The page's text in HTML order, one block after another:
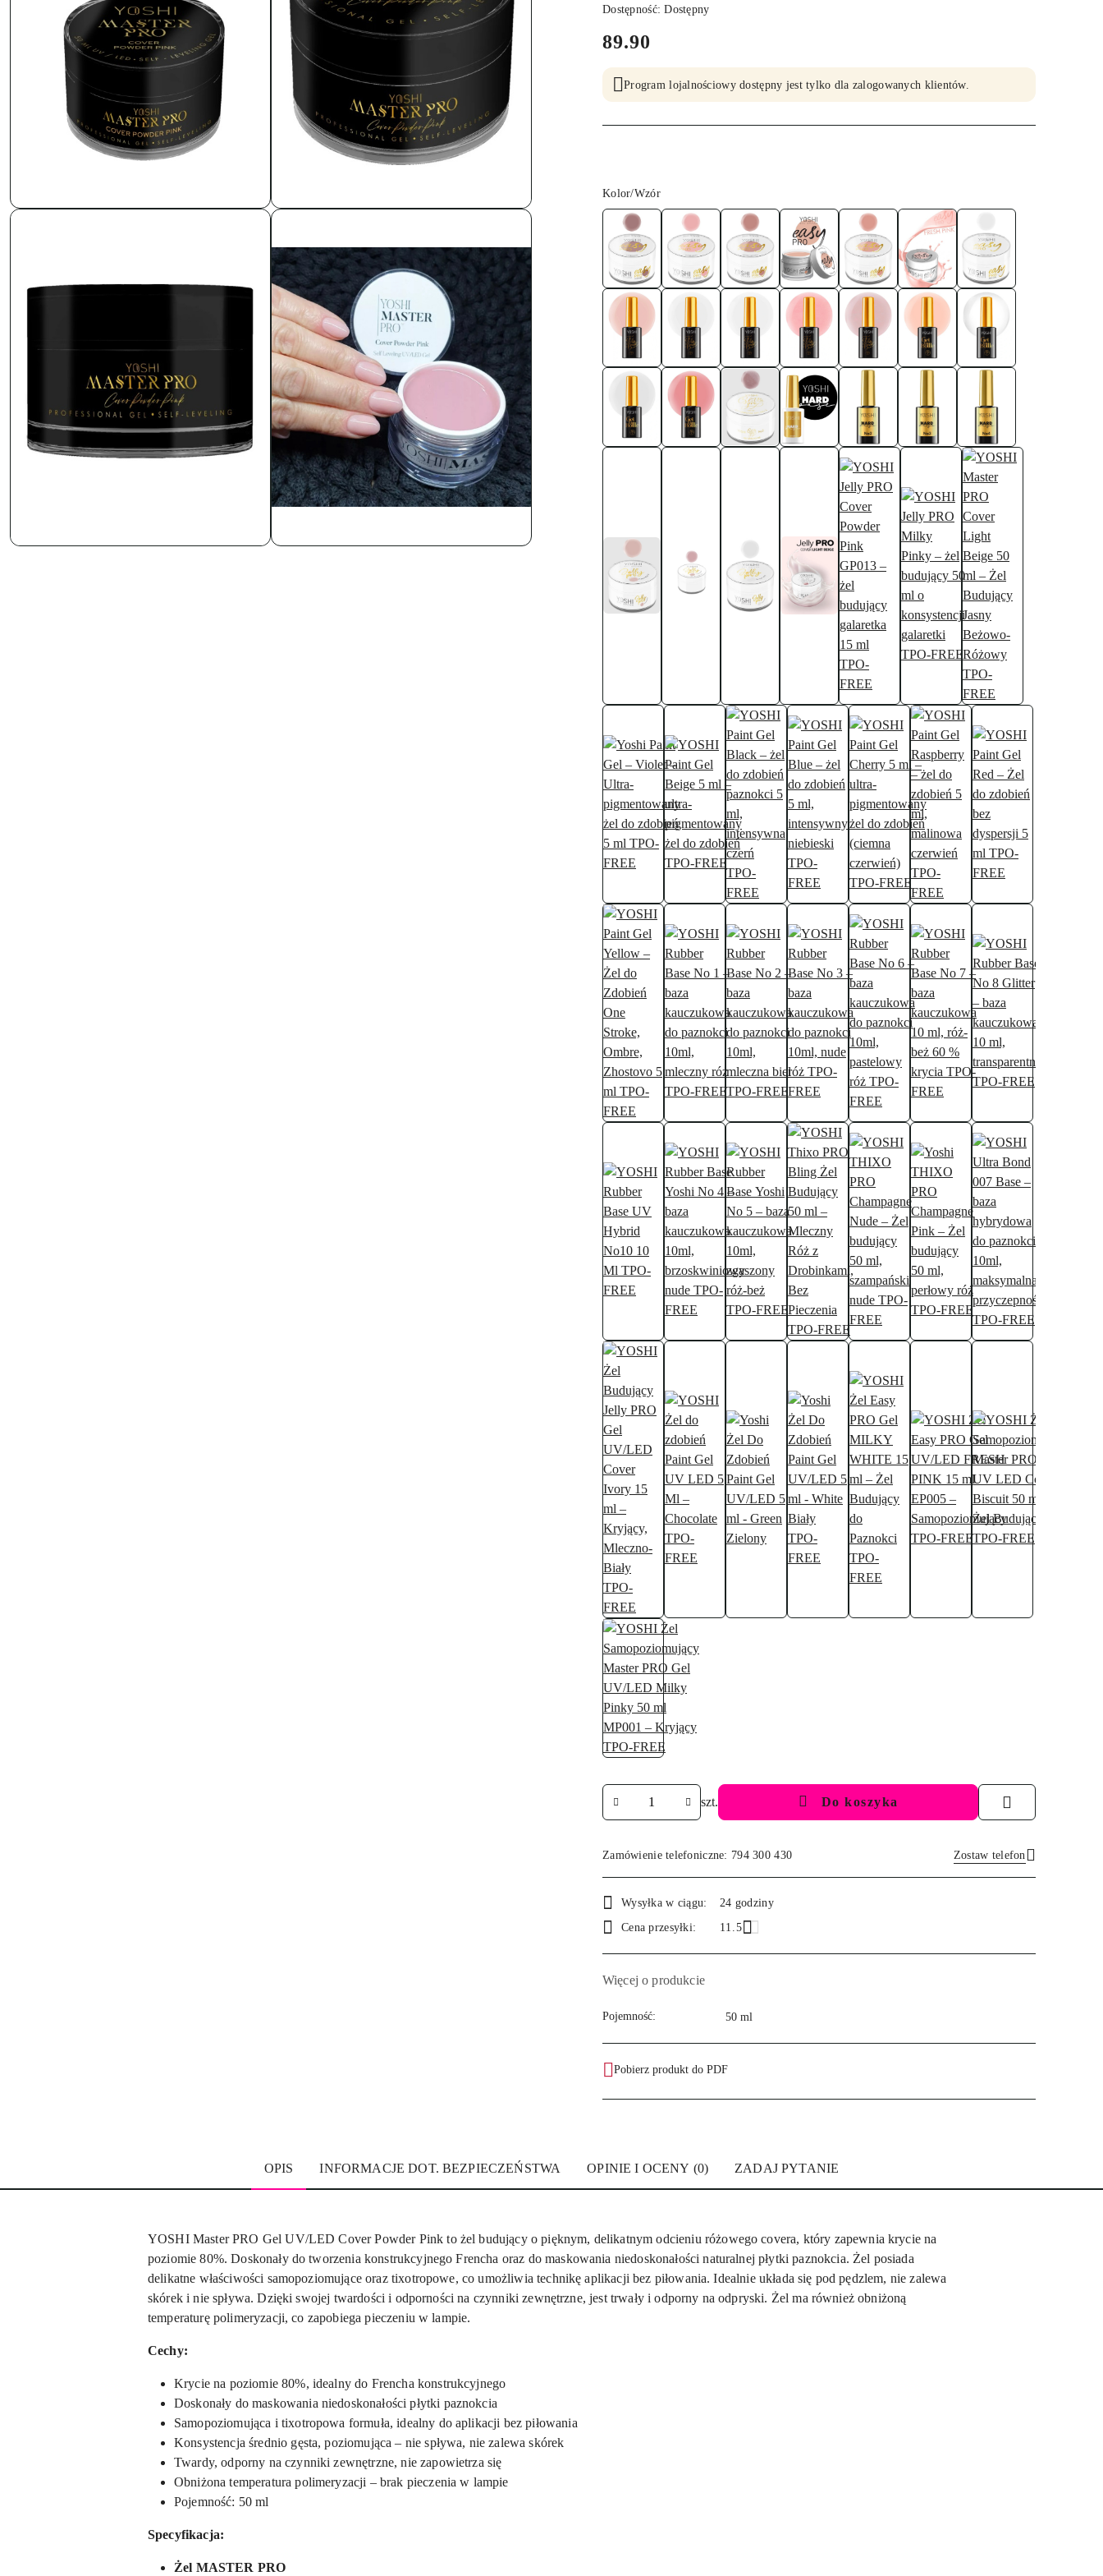
Dostępność:Dostępny
cena:
89.90
Program lojalnościowy dostępny jest tylko dla zalogowanych klientów.
Wariant
Kolor/Wzór
Ilość
szt. Do koszyka
Zamówienie telefoniczne: 794 300 430 Zostaw telefon
Wyślij
Dostępność
i
Wysyłka w ciągu:
24 godziny
Cena przesyłki:
11.5
Więcej o produkcie
Pojemność: 50 ml
Pobierz produkt do PDF
OPIS INFORMACJE DOT. BEZPIECZEŃSTWA OPINIE I OCENY (0) ZADAJ PYTANIE
YOSHI Master PRO Gel UV/LED Cover Powder Pink to żel budujący o pięknym, delikatnym odcieniu różowego covera, który zapewnia krycie na
poziomie 80%. Doskonały do tworzenia konstrukcyjnego Frencha oraz do maskowania niedoskonałości naturalnej płytki paznokcia. Żel posiada
delikatne właściwości samopoziomujące oraz tixotropowe, co umożliwia technikę aplikacji bez piłowania. Idealnie układa się pod pędzlem, nie zalewa
skórek i nie spływa. Dzięki swojej twardości i odporności na czynniki zewnętrzne, jest trwały i odporny na odpryski. Żel ma również obniżoną
temperaturę polimeryzacji, co zapobiega pieczeniu w lampie.
Cechy:
Krycie na poziomie 80%, idealny do Frencha konstrukcyjnego
Doskonały do maskowania niedoskonałości płytki paznokcia
Samopoziomująca i tixotropowa formuła, idealny do aplikacji bez piłowania
Konsystencja średnio gęsta, poziomująca – nie spływa, nie zalewa skórek
Twardy, odporny na czynniki zewnętrzne, nie zapowietrza się
Obniżona temperatura polimeryzacji – brak pieczenia w lampie
Pojemność: 50 ml
Specyfikacja:
Żel MASTER PRO